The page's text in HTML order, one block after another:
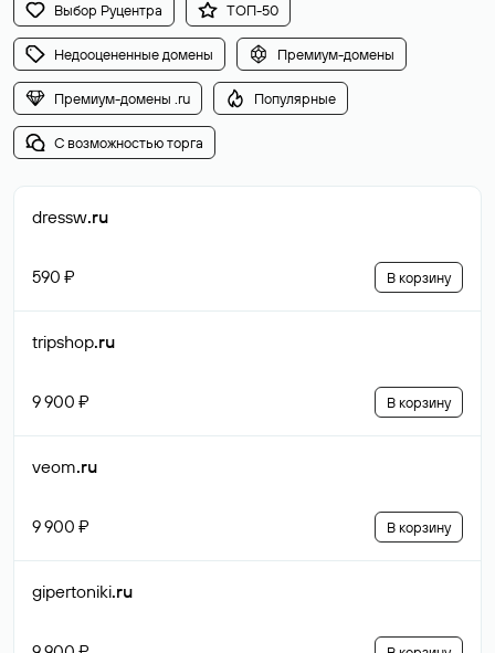
Выбор Руцентра ТОП-50
Недооцененные домены Премиум-домены
Премиум-домены .ru Популярные
С возможностью торга
dressw.ru
590 ₽ В корзину
tripshop.ru
9 900 ₽ В корзину
veom.ru
9 900 ₽ В корзину
gipertoniki.ru